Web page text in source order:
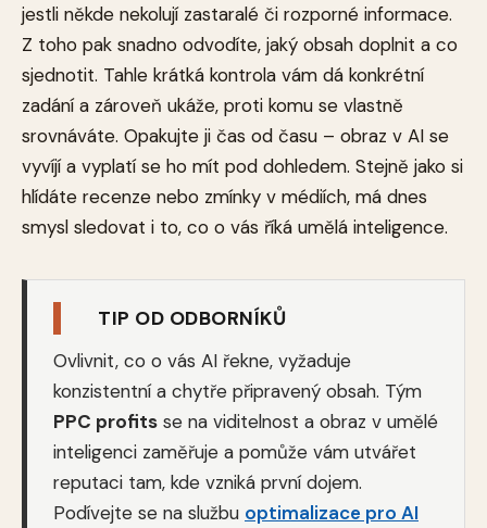
jestli někde nekolují zastaralé či rozporné informace.
Z toho pak snadno odvodíte, jaký obsah doplnit a co
sjednotit. Tahle krátká kontrola vám dá konkrétní
zadání a zároveň ukáže, proti komu se vlastně
srovnáváte. Opakujte ji čas od času – obraz v AI se
vyvíjí a vyplatí se ho mít pod dohledem. Stejně jako si
hlídáte recenze nebo zmínky v médiích, má dnes
smysl sledovat i to, co o vás říká umělá inteligence.
TIP OD ODBORNÍKŮ
Ovlivnit, co o vás AI řekne, vyžaduje
konzistentní a chytře připravený obsah. Tým
PPC profits se na viditelnost a obraz v umělé
inteligenci zaměřuje a pomůže vám utvářet
reputaci tam, kde vzniká první dojem.
Podívejte se na službu optimalizace pro AI